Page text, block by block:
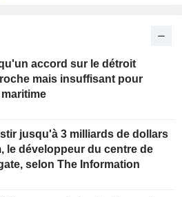
accord sur le détroit
mais insuffisant pour
jusqu'à 3 milliards de dollars
le développeur du centre de
selon The Information